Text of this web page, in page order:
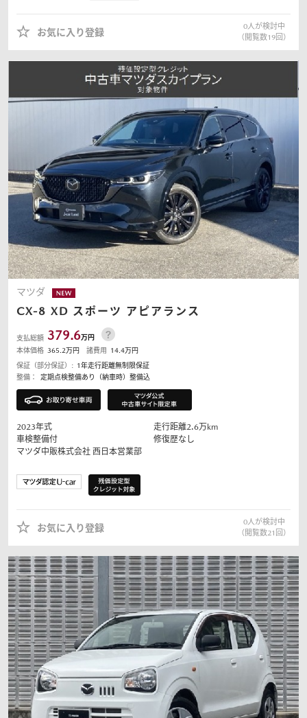
お気に入り登録
0人が検討中
（閲覧数19回）
マツダ
CX-8 XD スポーツ アピアランス
支払総額 379.6万円
本体価格 365.2万円 諸費用 14.4万円
保証（部分保証）: 1年走行距離無制限保証
整備：
定期点検整備あり（納車時）整備込
2023年式 走行距離2.6万km
車検整備付
修復歴なし
マツダ中販株式会社 西日本営業部
お気に入り登録
0人が検討中
（閲覧数21 回）